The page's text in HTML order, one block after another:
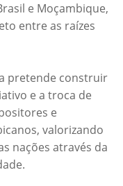
e Moçambique,
entre as raízes
pretende construir
e a troca de
e
valorizando
nações através da